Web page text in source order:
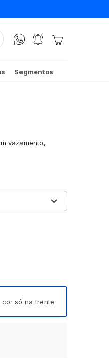
Segmentos
vazamento,
cor só na frente.